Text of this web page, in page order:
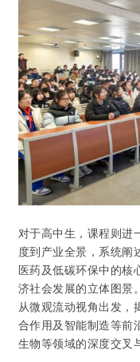
对于高中生，课程则进
度到产业全景，系统阐
医药及低碳环保中的核
济社会发展的立体图景。
从微观流动视角出发，
合作用及智能制造等前
生物等领域的深度交叉